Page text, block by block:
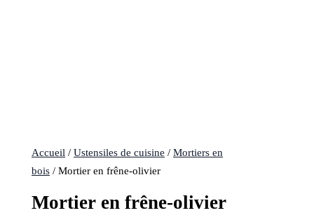
Accueil /Ustensiles de cuisine /Mortiers en
bois / Mortier en frêne-olivier
Mortier en frêne-olivier